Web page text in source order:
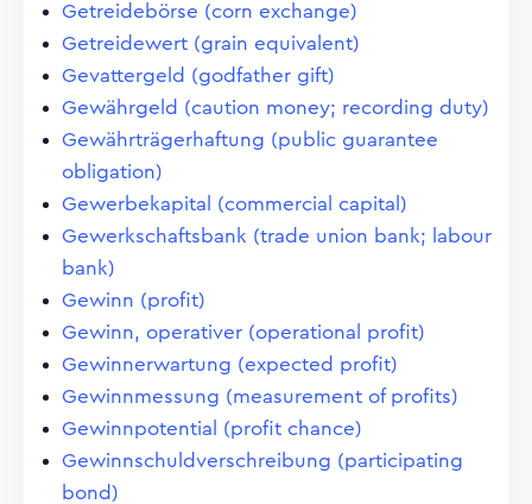
Getreidebörse (corn exchange)
Getreidewert (grain equivalent)
Gevattergeld (godfather gift)
Gewährgeld (caution money; recording duty)
Gewährträgerhaftung (public guarantee
obligation)
Gewerbekapital (commercial capital)
Gewerkschaftsbank (trade union bank; labour
bank)
Gewinn (profit)
Gewinn, operativer (operational profit)
Gewinnerwartung (expected profit)
Gewinnmessung (measurement of profits)
Gewinnpotential (profit chance)
Gewinnschuldverschreibung (participating
bond)